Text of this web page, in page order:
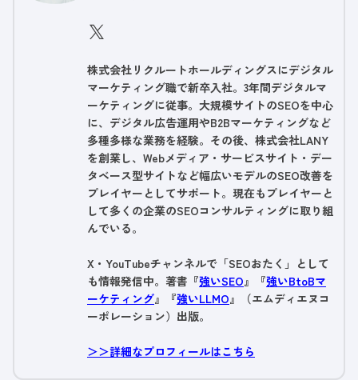
株式会社リクルートホールディングスにデジタル
マーケティング職で新卒入社。3年間デジタルマ
ーケティングに従事。大規模サイトのSEOを中心
に、デジタル広告運用やB2Bマーケティングなど
多種多様な業務を経験。その後、株式会社LANY
を創業し、Webメディア・サービスサイト・デー
タベース型サイトなど幅広いモデルのSEO改善を
プレイヤーとしてサポート。現在もプレイヤーと
して多くの企業のSEOコンサルティングに取り組
んでいる。
X・YouTubeチャンネルで「SEOおたく」として
も情報発信中。著書『強いSEO』『強いBtoBマ
ーケティング』『強いLLMO』（エムディエヌコ
ーポレーション）出版。
＞＞詳細なプロフィールはこちら